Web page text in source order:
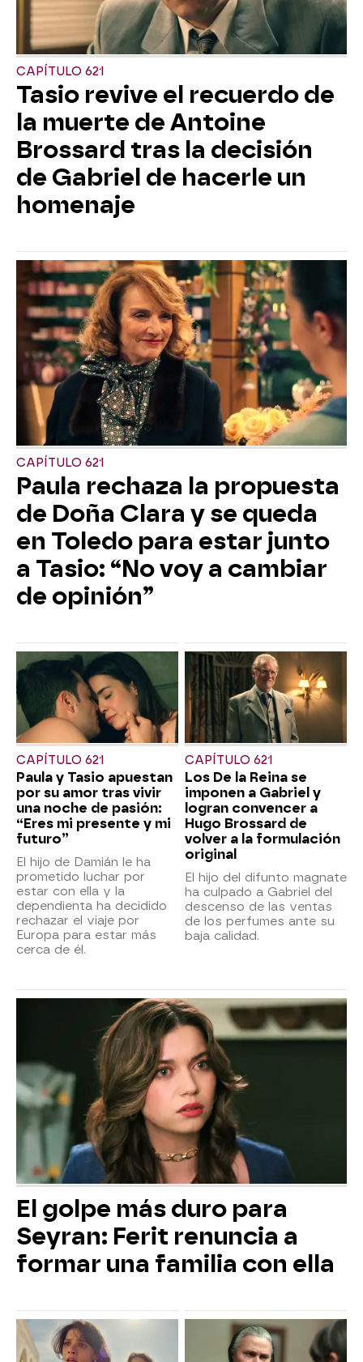
CAPÍTULO 621
Tasio revive el recuerdo de
la muerte de Antoine
Brossard tras la decisión
de Gabriel de hacerle un
homenaje
CAPÍTULO 621
Paula rechaza la propuesta
de Doña Clara y se queda
en Toledo para estar junto
a Tasio: “No voy a cambiar
de opinión”
CAPÍTULO 621
Paula y Tasio apuestan
por su amor tras vivir
una noche de pasión:
“Eres mi presente y mi
futuro”
El hijo de Damián le ha
prometido luchar por
estar con ella y la
dependienta ha decidido
rechazar el viaje por
Europa para estar más
cerca de él.
CAPÍTULO 621
Los De la Reina se
imponen a Gabriel y
logran convencer a
Hugo Brossard de
volver a la formulación
original
El hijo del difunto magnate
ha culpado a Gabriel del
descenso de las ventas
de los perfumes ante su
baja calidad.
El golpe más duro para
Seyran: Ferit renuncia a
formar una familia con ella